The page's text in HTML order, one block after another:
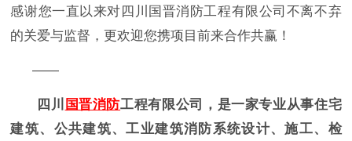
感谢您一直以来对四川国晋消防工程有限公司不离不弃
的关爱与监督，更欢迎您携项目前来合作共赢！
——
四川 国晋消防工程有限公司，是一家专业从事住宅
建筑、公共建筑、工业建筑消防系统设计、施工、检